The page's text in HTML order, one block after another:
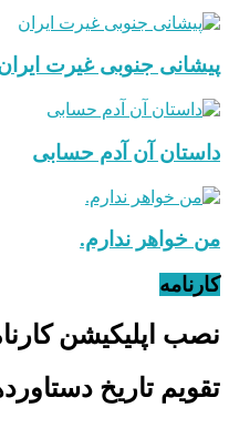
پیشانی جنوبی غیرت
داستان آن آدم حسابی
من خواهر ندارم.
کارنامه
نصب اپلیکیشن
تقویم تاریخ